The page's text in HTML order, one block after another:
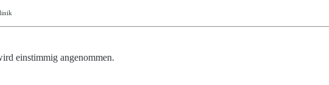
einstimmig angenommen.